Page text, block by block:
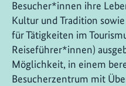
Besucher*innen ihre
Kultur und Tradition
für Tätigkeiten im
Reiseführer*innen)
Möglichkeit, in einem
Besucherzentrum mit